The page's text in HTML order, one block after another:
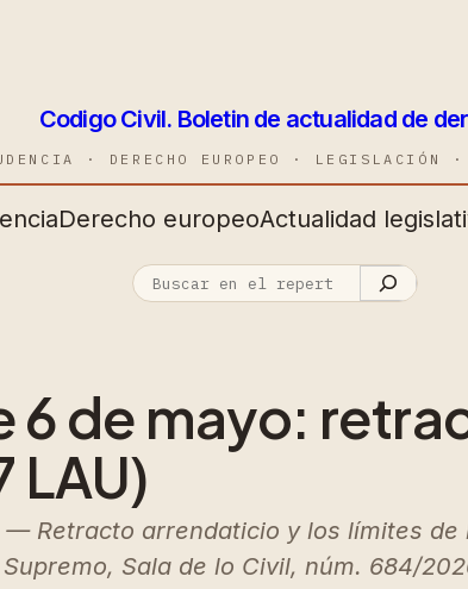
Codigo Civil. Boletin de actualidad de
· DERECHO EUROPEO · LEGISLACIÓN ·
Derecho europeoActualidad
6 de mayo:
LAU)
Retracto arrendaticio y los límites
Sala de lo Civil, núm. 684/